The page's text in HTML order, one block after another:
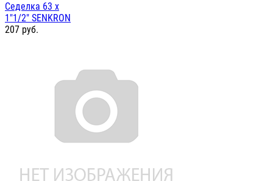
Седелка 63 х
1"1/2" SENKRON
207 руб.